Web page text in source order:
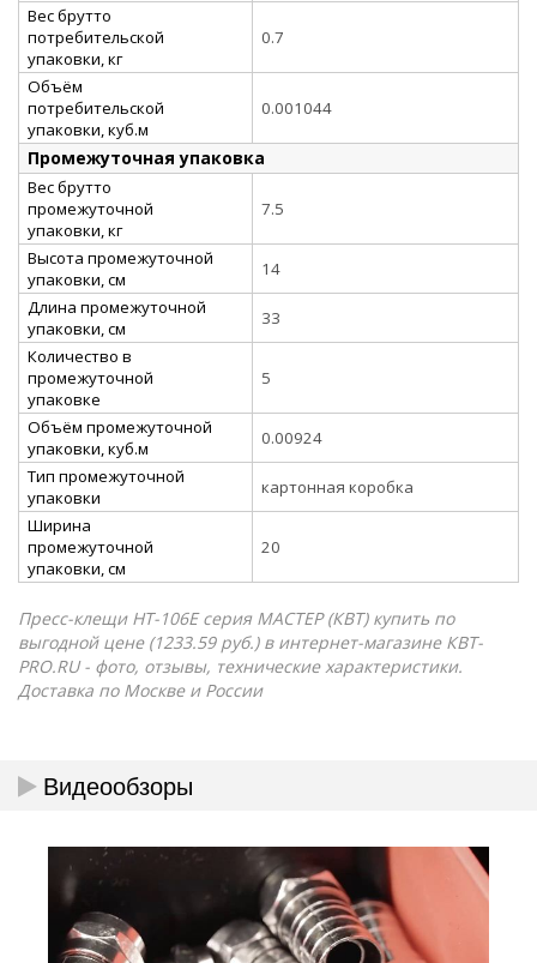
Вес брутто
потребительской
упаковки, кг
0.7
Объём
потребительской
упаковки, куб.м
0.001044
Промежуточная упаковка
Вес брутто
промежуточной
упаковки, кг
7.5
Высота промежуточной
упаковки, см
14
Длина промежуточной
упаковки, см
33
Количество в
промежуточной
упаковке
5
Объём промежуточной
упаковки, куб.м
0.00924
Тип промежуточной
упаковки
картонная коробка
Ширина
промежуточной
упаковки, см
20
Пресс-клещи HT-106E серия МАСТЕР (КВТ) купить по
выгодной цене (1233.59 руб.) в интернет-магазине КВТ-
PRO.RU - фото, отзывы, технические характеристики.
Доставка по Москве и России
Видеообзоры